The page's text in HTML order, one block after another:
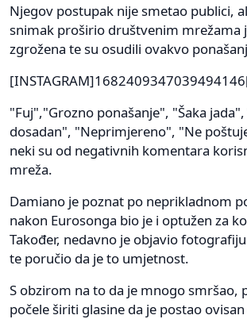
Njegov postupak nije smetao publici,
snimak proširio društvenim mrežama
zgrožena te su osudili ovakvo
"Fuj","Grozno ponašanje", "Šaka
dosadan", "Neprimjereno", "Ne
neki su od negativnih komentara
mreža.
Damiano je poznat po neprikladnom
nakon Eurosonga bio je i optužen za
Također, nedavno je objavio
te poručio da je to umjetnost.
S obzirom na to da je mnogo smršao,
počele širiti glasine da je postao